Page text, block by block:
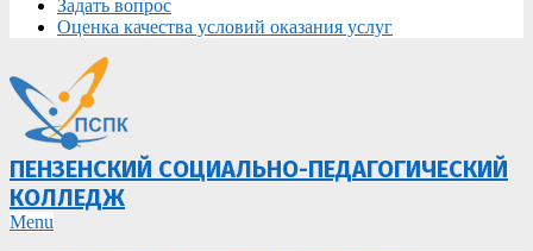
Задать вопрос
Оценка качества условий оказания услуг
ПЕНЗЕНСКИЙ СОЦИАЛЬНО-ПЕДАГОГИЧЕСКИЙ
КОЛЛЕДЖ
Primary
Menu